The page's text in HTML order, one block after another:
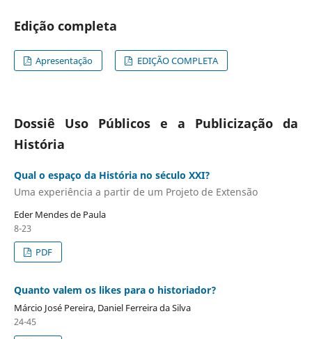
Edição completa
Apresentação EDIÇÃO COMPLETA
Dossiê Uso Públicos e a Publicização da
História
Qual o espaço da História no século XXI?
Uma experiência a partir de um Projeto de Extensão
Eder Mendes de Paula
8-23
PDF
Quanto valem os likes para o historiador?
Márcio José Pereira, Daniel Ferreira da Silva
24-45